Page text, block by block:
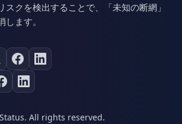
スクを検出することで、「未知の断網」
ます。
All rights reserved.